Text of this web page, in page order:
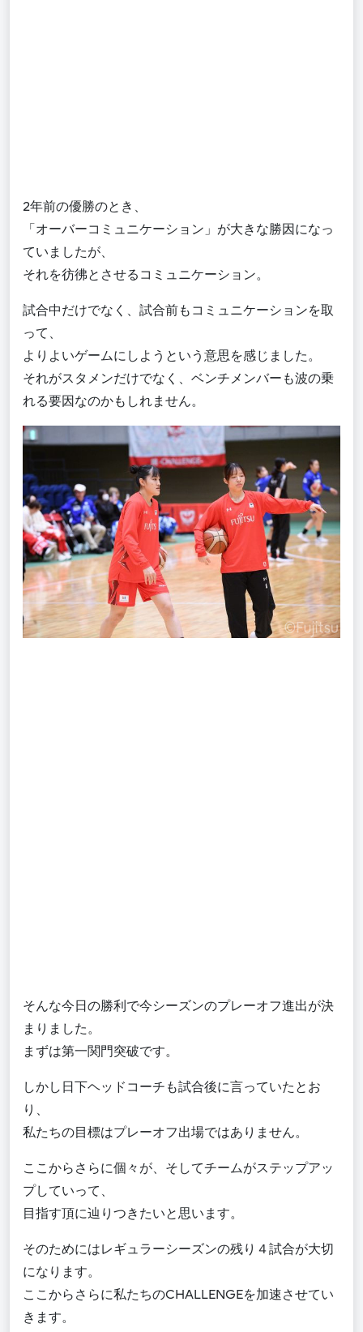
2年前の優勝のとき、
「オーバーコミュニケーション」が大きな勝因になっ
ていましたが、
それを彷彿とさせるコミュニケーション。
試合中だけでなく、試合前もコミュニケーションを取
って、
よりよいゲームにしようという意思を感じました。
それがスタメンだけでなく、ベンチメンバーも波の乗
れる要因なのかもしれません。
そんな今日の勝利で今シーズンのプレーオフ進出が決
まりました。
まずは第一関門突破です。
しかし日下ヘッドコーチも試合後に言っていたとお
り、
私たちの目標はプレーオフ出場ではありません。
ここからさらに個々が、そしてチームがステップアッ
プしていって、
目指す頂に辿りつきたいと思います。
そのためにはレギュラーシーズンの残り４試合が大切
になります。
ここからさらに私たちのCHALLENGEを加速させてい
きます。